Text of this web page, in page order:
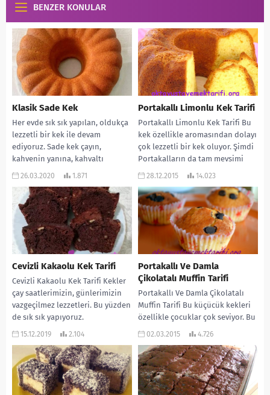
BENZER KONULAR
Klasik Sade Kek
Her evde sık sık yapılan, oldukça
lezzetli bir kek ile devam
ediyoruz. Sade kek çayın,
kahvenin yanına, kahvaltı
saatlerine en...
26.03.2020 1.871
Portakallı Limonlu Kek Tarifi
Portakallı Limonlu Kek Tarifi Bu
kek özellikle aromasından dolayı
çok lezzetli bir kek oluyor. Şimdi
Portakalların da tam mevsimi
çayın...
28.12.2015 14.023
Cevizli Kakaolu Kek Tarifi
Cevizli Kakaolu Kek Tarifi Kekler
çay saatlerimizin, günlerimizin
vazgeçilmez lezzetleri. Bu yüzden
de sık sık yapıyoruz.
Çocuklarında severek yediği
15.12.2019 2.104
Portakallı Ve Damla
Çikolatalı Muffin Tarifi
Portakallı Ve Damla Çikolatalı
Muffin Tarifi Bu küçücük kekleri
özellikle çocuklar çok seviyor. Bu
yüzden değişik meyveler ve
02.03.2015 4.726